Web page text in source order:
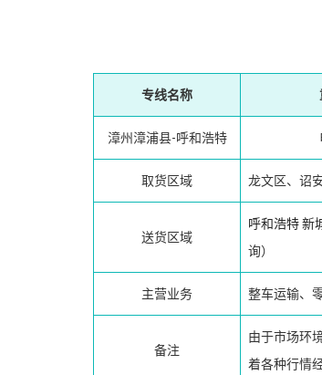
专线名称
漳州漳浦县-呼和浩特
取货区域 龙文区、诏
送货区域
呼和浩特新
询）
主营业务 整车运输、
备注
由于市场环
着各种行情